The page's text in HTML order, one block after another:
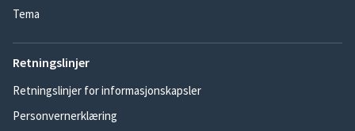
Tema
Retningslinjer
Retningslinjer for informasjonskapsler
Personvernerklæring